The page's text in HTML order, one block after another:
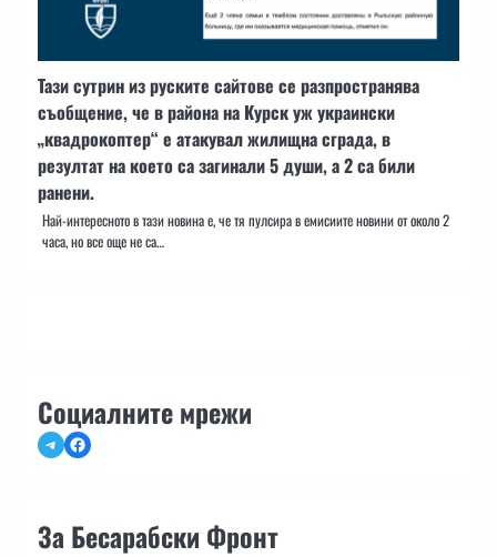
Тази сутрин из руските сайтове се разпространява
съобщение, че в района на Курск уж украински
„квадрокоптер“ е атакувал жилищна сграда, в
резултат на което са загинали 5 души, а 2 са били
ранени.
Най-интересното в тази новина е, че тя пулсира в емисиите новини от около 2
часа, но все още не са…
Социалните мрежи
TelegramFacebook
За Бесарабски Фронт